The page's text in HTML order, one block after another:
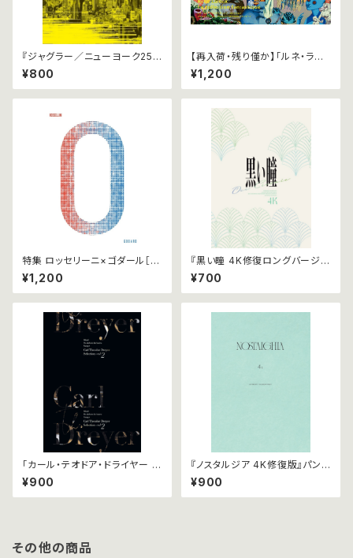
『ジャグラー／ニューヨーク25
時 4K修復版』パンフレット
¥800
【再入荷・残り僅か】「ルネ・ラル
ー ファンタスティック・コレクシ
ョン」パンフレット
¥1,200
特集 ロッセリーニ×ゴダール［２
つのゼロ年］｜『ドイツ零年』『新
ドイツ零年』
¥1,200
『黒い瞳 4K修復ロングバージョ
ン』パンフレット
¥700
「カール・テオドア・ドライヤー セ
レクション vol.2」 パンフレット
¥900
『ノスタルジア 4K修復版』パンフ
レット
¥900
その他の商品